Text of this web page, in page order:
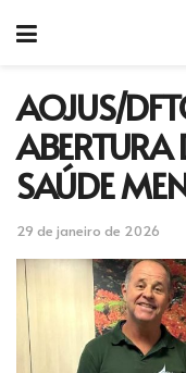
AOJUS/
SAÚDE
29 de janeiro de 2026